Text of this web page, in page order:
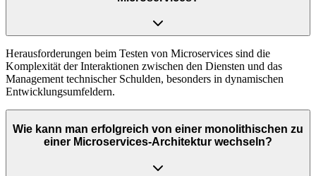
Herausforderungen beim Testen von Microservices sind die
Komplexität der Interaktionen zwischen den Diensten und das
Management technischer Schulden, besonders in dynamischen
Entwicklungsumfeldern.
Wie kann man erfolgreich von einer monolithischen zu
einer Microservices-Architektur wechseln?